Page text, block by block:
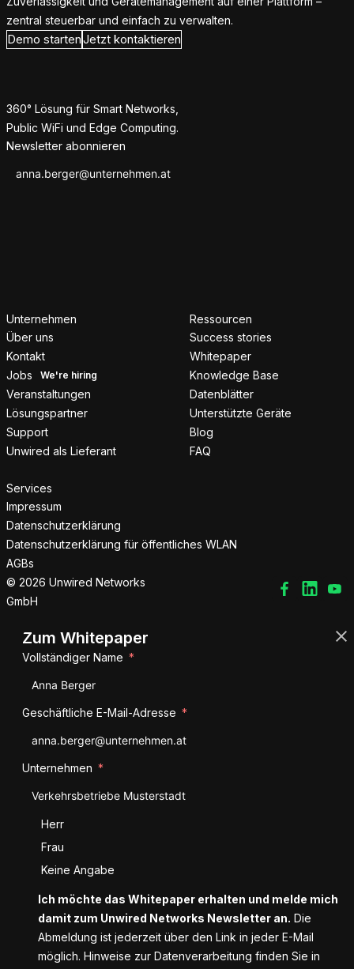
zentral steuerbar und einfach zu verwalten.
Demo startenJetzt kontaktieren
360° Lösung für Smart Networks,
Public WiFi und Edge Computing.
Newsletter abonnieren
Unternehmen
Über uns
Kontakt
Jobs
Veranstaltungen
Lösungspartner
Support
Unwired als Lieferant
Ressourcen
Success stories
Whitepaper
Knowledge Base
Datenblätter
Unterstützte Geräte
Blog
FAQ
Services
Impressum
Datenschutzerklärung
Datenschutzerklärung für öffentliches WLAN
AGBs
© 2026 Unwired Networks
GmbH
Zum Whitepaper
Vollständiger Name
Geschäftliche E-Mail-Adresse
Unternehmen
Anrede
Herr
Frau
Keine Angabe
Ich möchte das Whitepaper erhalten und melde mich
damit zum Unwired Networks Newsletter an. Die
Abmeldung ist jederzeit über den Link in jeder E-Mail
möglich. Hinweise zur Datenverarbeitung finden Sie in